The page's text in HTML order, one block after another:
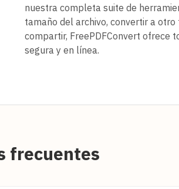
nuestra completa suite de
tamaño del archivo, convertir a
compartir, FreePDFConvert ofrece
segura y en línea.
frecuentes